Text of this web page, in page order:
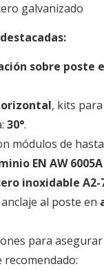
galvanizado
sobre poste
, kits para
30°.
módulos de hasta
EN AW
inoxidable A2-
al poste en
para
recomendado: